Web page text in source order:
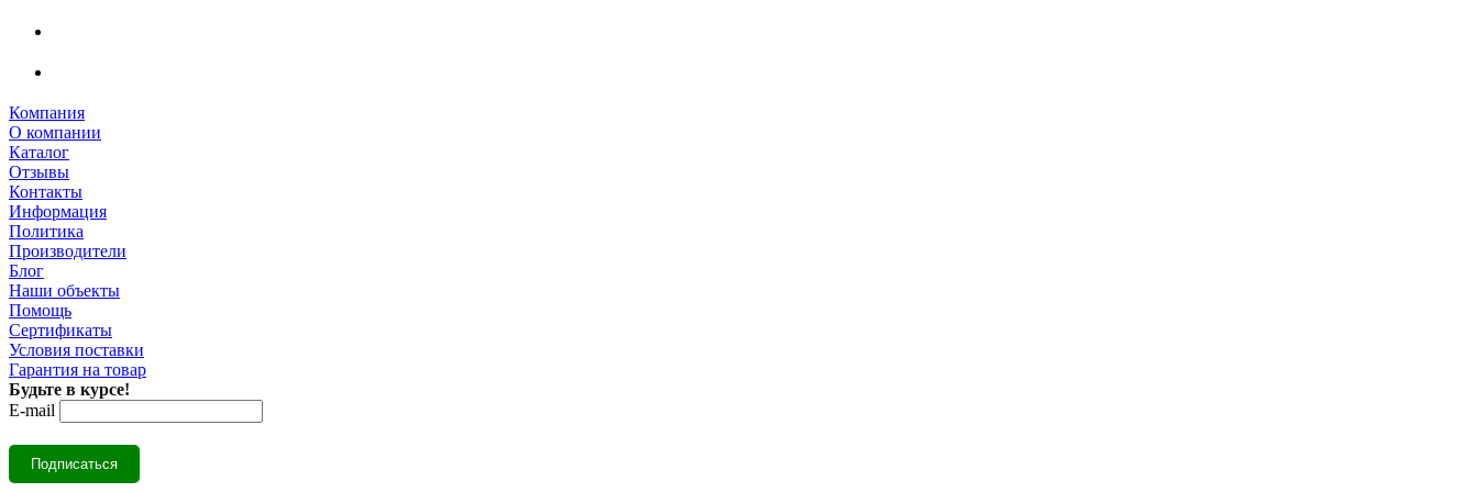
Компания
О компании
Каталог
Отзывы
Контакты
Информация
Политика
Производители
Блог
Наши объекты
Помощь
Сертификаты
Условия поставки
Гарантия на товар
Будьте в курсе!
E-mail